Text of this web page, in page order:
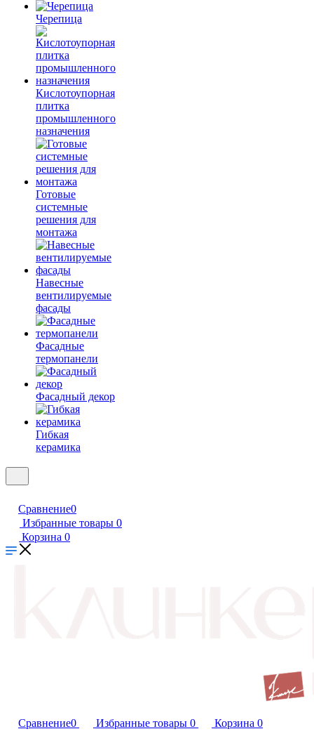
Черепица
Кислотоупорная
плитка
промышленного
назначения
Готовые
системные
решения для
монтажа
Навесные
вентилируемые
фасады
Фасадные
термопанели
Фасадный декор
Гибкая
керамика
Сравнение0
Избранные товары 0
Корзина 0
Сравнение0 Избранные товары 0 Корзина 0